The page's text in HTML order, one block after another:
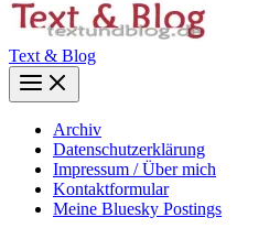
Text & Blog
Main
Menu
Archiv
Datenschutzerklärung
Impressum / Über mich
Kontaktformular
Meine Bluesky Postings